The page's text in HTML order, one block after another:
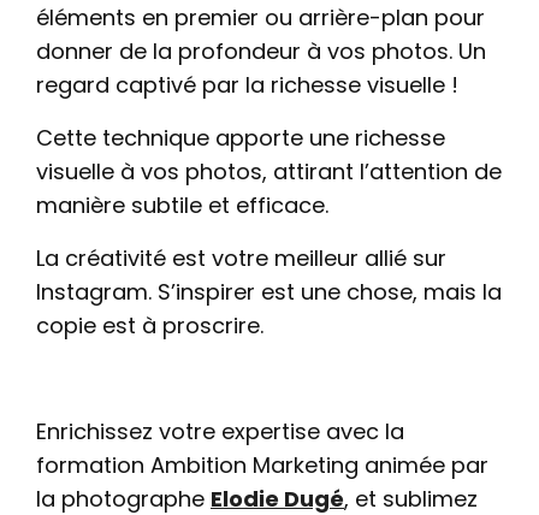
éléments en premier ou arrière-plan pour
donner de la profondeur à vos photos. Un
regard captivé par la richesse visuelle !
Cette technique apporte une richesse
visuelle à vos photos, attirant l’attention de
manière subtile et efficace.
La créativité est votre meilleur allié sur
Instagram. S’inspirer est une chose, mais la
copie est à proscrire.
Enrichissez votre expertise avec la
formation Ambition Marketing animée par
la photographe Elodie Dugé, et sublimez